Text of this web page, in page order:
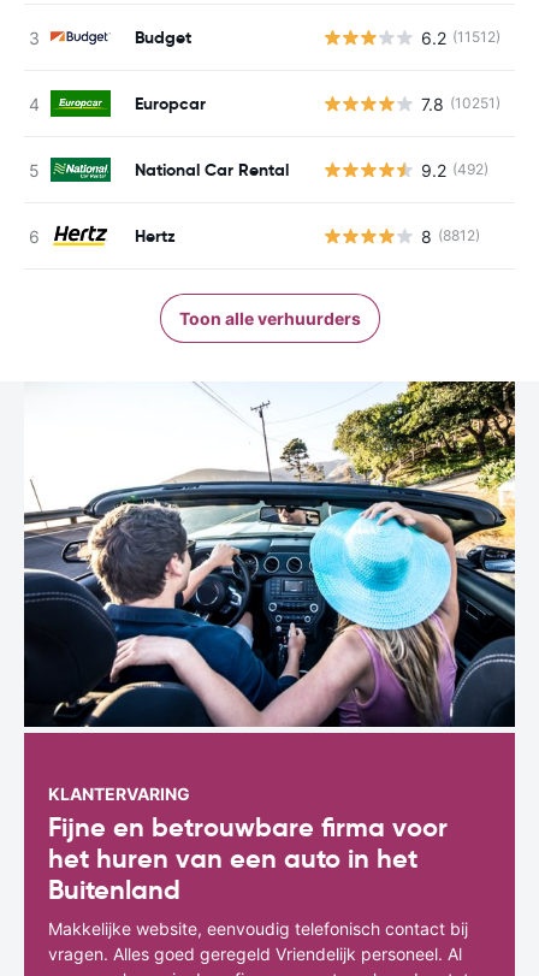
Budget 6.2 (11512)
Europcar 7.8 (10251)
National Car Rental 9.2 (492)
Hertz 8 (8812)
Toon alle verhuurders
KLANTERVARING
Fijne en betrouwbare firma voor
het huren van een auto in het
Buitenland
Makkelijke website, eenvoudig telefonisch contact bij
vragen. Alles goed geregeld Vriendelijk personeel. Al